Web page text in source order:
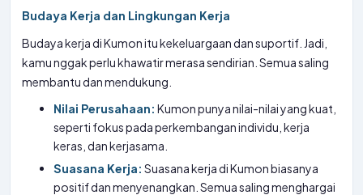
Budaya Kerja dan Lingkungan Kerja
Budaya kerja di Kumon itu kekeluargaan dan suportif. Jadi,
kamu nggak perlu khawatir merasa sendirian. Semua saling
membantu dan mendukung.
Nilai Perusahaan: Kumon punya nilai-nilai yang kuat,
seperti fokus pada perkembangan individu, kerja
keras, dan kerjasama.
Suasana Kerja: Suasana kerja di Kumon biasanya
positif dan menyenangkan. Semua saling menghargai